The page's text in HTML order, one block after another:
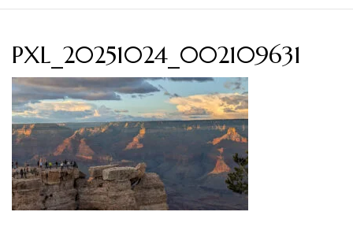
PXL_20251024_002109631